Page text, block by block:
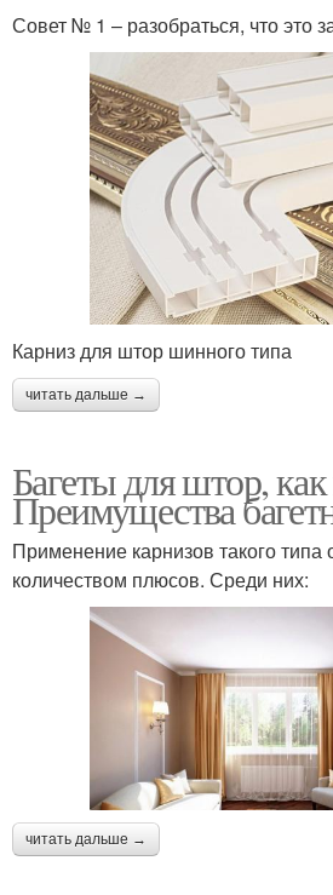
Совет № 1 – разобраться, что это
Карниз для штор шинного типа
читать дальше →
Багеты для штор,
Преимущества
Применение карнизов такого
количеством плюсов. Среди них:
читать дальше →